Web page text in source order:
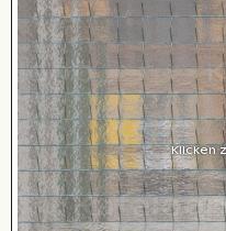
Klicken